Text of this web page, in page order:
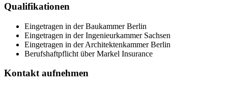
Qualifikationen
Eingetragen in der Baukammer Berlin
Eingetragen in der Ingenieurkammer Sachsen
Eingetragen in der Architektenkammer Berlin
Berufshaftpflicht über Markel Insurance
Kontakt aufnehmen